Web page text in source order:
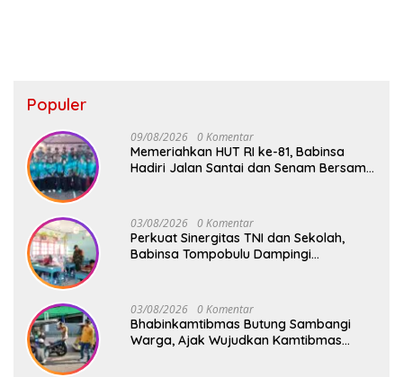
Populer
09/08/2026 0 Komentar
Memeriahkan HUT RI ke-81, Babinsa
Hadiri Jalan Santai dan Senam Bersama
03/08/2026 0 Komentar
Perkuat Sinergitas TNI dan Sekolah,
Babinsa Tompobulu Dampingi
03/08/2026 0 Komentar
Bhabinkamtibmas Butung Sambangi
Warga, Ajak Wujudkan Kamtibmas